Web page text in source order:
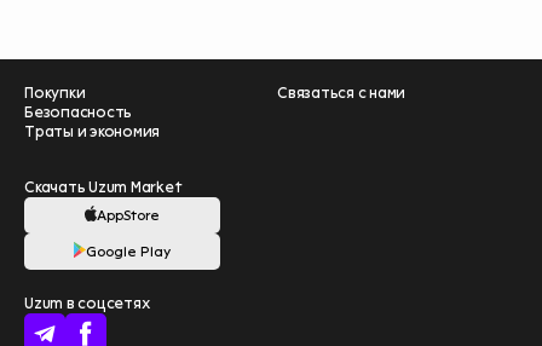
Покупки
Безопасность
Траты и экономия
Связаться с нами
Скачать Uzum Market
AppStore
Google Play
Uzum в соцсетях
Помогите нам
стать лучше –